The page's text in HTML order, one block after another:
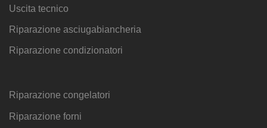
Uscita tecnico
Riparazione asciugabiancheria
Riparazione condizionatori
Riparazione congelatori
Riparazione forni